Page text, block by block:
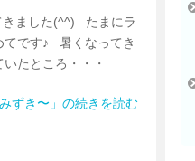
きました(^^) たまにラ
てです♪ 暑くなってき
たところ・・・
ずき〜」の続きを読む